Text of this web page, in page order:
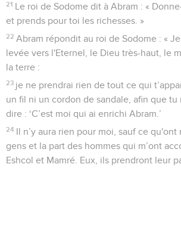
21
Le roi de Sodome dit à Abram : «
et prends pour toi les richesses. »
22 Abram répondit au roi de Sodome : «
levée vers l'Eternel, le Dieu très-haut, le
la terre :
23 je ne prendrai rien de tout ce qui
un fil ni un cordon de sandale, afin que tu
dire : ‘C’est moi qui ai enrichi Abram.’
24
Il n’y aura rien pour moi, sauf ce
gens et la part des hommes qui m’ont
Eshcol et Mamré. Eux, ils prendront leur